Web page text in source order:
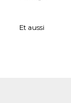
Et aussi